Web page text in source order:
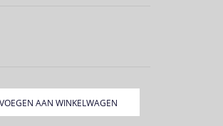
AAN WINKELWAGEN